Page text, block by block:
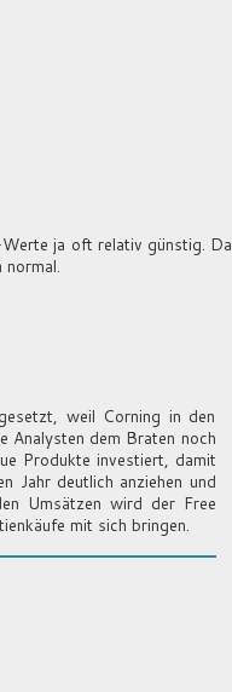
ja oft relativ günstig. Da
weil Corning in den
Analysten dem Braten noch
Produkte investiert, damit
Jahr deutlich anziehen und
Umsätzen wird der Free
mit sich bringen.